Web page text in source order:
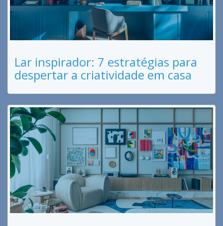
Lar inspirador: 7 estratégias para
despertar a criatividade em casa